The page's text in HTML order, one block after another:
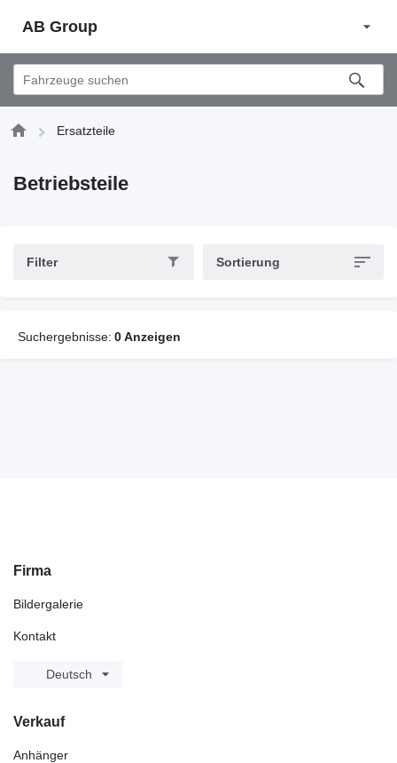
AB Group
Ersatzteile
Betriebsteile
Filter Sortierung
Suchergebnisse: 0 Anzeigen
Firma
Bildergalerie
Kontakt
Deutsch
Verkauf
Anhänger